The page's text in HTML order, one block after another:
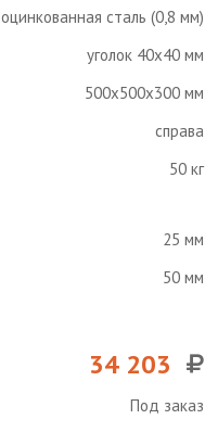
оцинкованная сталь (0,8 мм)
уголок 40х40 мм
500х500х300 мм
справа
50 кг
25 мм
50 мм
34 203
Под заказ